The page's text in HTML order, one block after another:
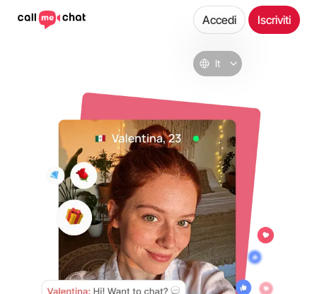
It
Accedi Iscriviti